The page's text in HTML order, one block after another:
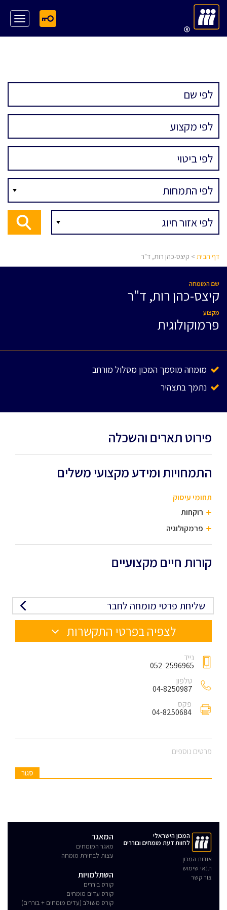
דף הבית > קיצס-כהן רות, ד"ר
שם המומחה
קיצס-כהן רות, ד"ר
מקצוע
פרמוקולוגית
מומחה מוסמך המכון מסלול מורחב
נתמך בתצהיר
פירוט תארים והשכלה
התמחויות ומידע מקצועי משלים
תחומי עיסוק
רוקחות
פרמקולוגיה
קורות חיים מקצועיים
שליחת פרטי מומחה לחבר
לצפיה בפרטי התקשרות
נייד
052-2596965
טלפון
04-8250987
פקס
04-8250684
פרטים נוספים
סגור
המכון הישראלי
לחוות דעת מומחים ובוררים
אודות המכון
תנאי שימוש
צור קשר
המאגר
מאגר המומחים
עצות לבחירת מומחה
השתלמויות
קורס בוררים
קורס עדים מומחים
קורס משולב (עדים מומחים + בוררים)